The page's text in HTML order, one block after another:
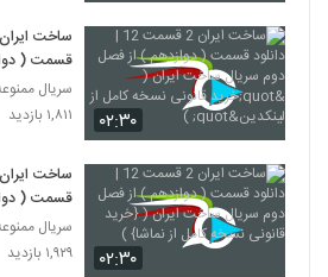
۰۲:۳۰
قسمت (
سریال
نسخه کامل
سریال ممنوعه
۱,۸۱۱ بازدید
۰۲:۳۰
قسمت (
سریال
نسخه کامل
سریال ممنوعه
۱,۹۲۹ بازدید